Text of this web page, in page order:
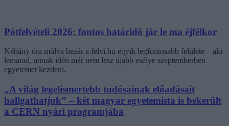
Pótfelvételi 2026: fontos határidő jár le ma éjfélkor
Néhány óra múlva bezár a felvi.hu egyik legfontosabb felülete – aki
lemarad, annak idén már nem lesz újabb esélye szeptemberben
egyetemet kezdeni.
„A világ legelismertebb tudósainak előadásait
hallgathatjuk” – két magyar egyetemista is bekerült
a CERN nyári programjába